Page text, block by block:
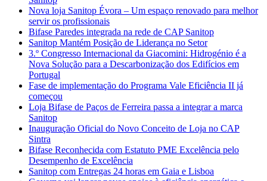
Nova loja Sanitop Évora – Um espaço renovado para melhor
servir os profissionais
Bifase Paredes integrada na rede de CAP Sanitop
Sanitop Mantém Posição de Liderança no Setor
3.º Congresso Internacional da Giacomini: Hidrogénio é a
Nova Solução para a Descarbonização dos Edifícios em
Portugal
Fase de implementação do Programa Vale Eficiência II já
começou
Loja Bifase de Paços de Ferreira passa a integrar a marca
Sanitop
Inauguração Oficial do Novo Conceito de Loja no CAP
Sintra
Bifase Reconhecida com Estatuto PME Excelência pelo
Desempenho de Excelência
Sanitop com Entregas 24 horas em Gaia e Lisboa